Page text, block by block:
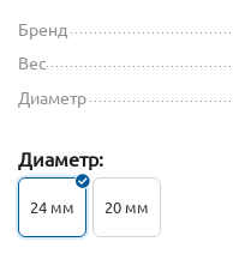
Бренд
Вес
Диаметр
Диаметр:
24 мм 20 мм